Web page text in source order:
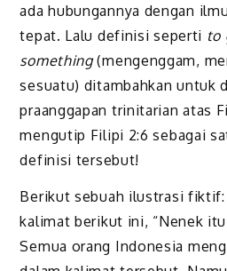
ada hubungannya dengan
tepat. Lalu definisi seperti to
something(mengenggam,
sesuatu) ditambahkan untuk
praanggapan trinitarian atas
mengutip Filipi 2:6 sebagai
definisi tersebut!
Berikut sebuah ilustrasi fiktif:
kalimat berikut ini, “Nenek
Semua orang Indonesia